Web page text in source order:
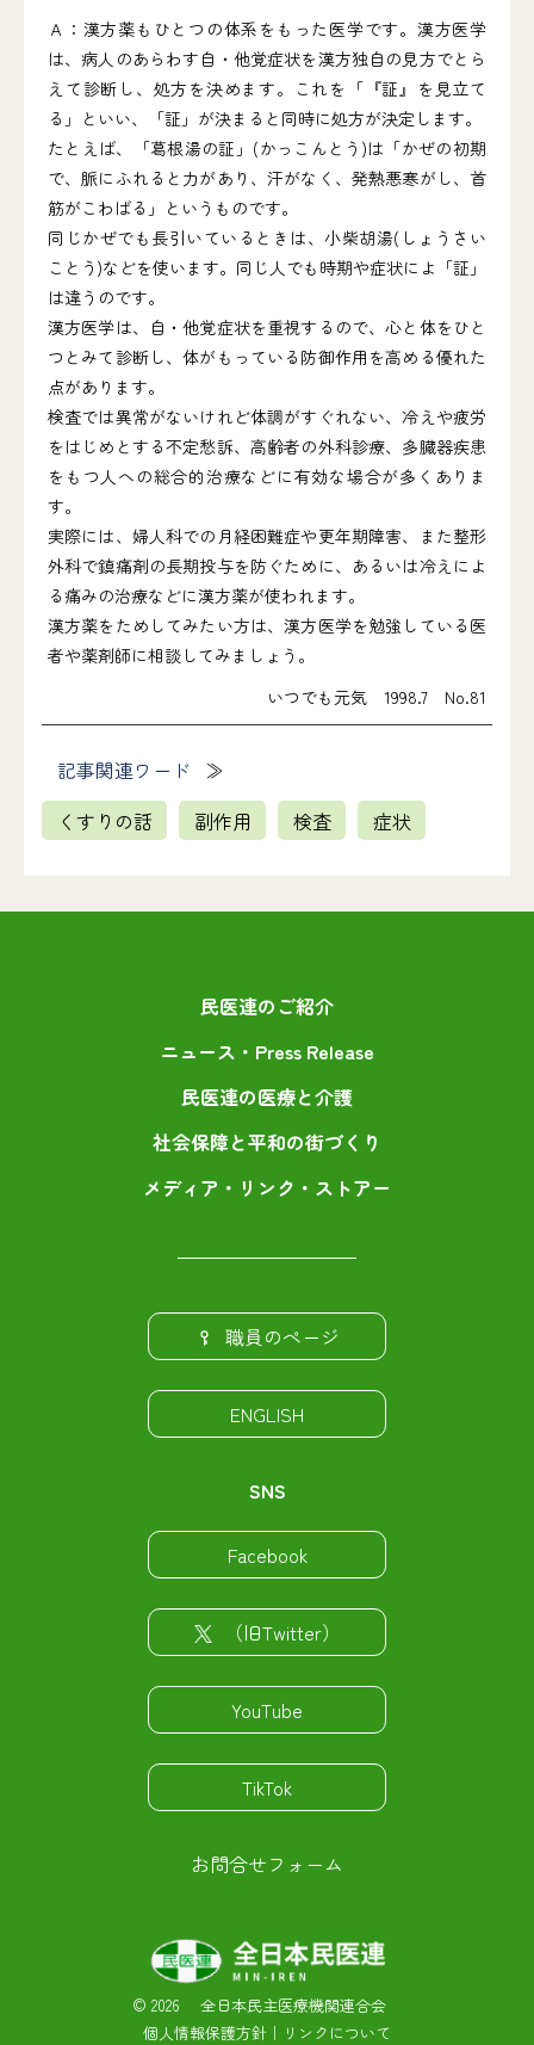
Ａ：漢方薬もひとつの体系をもった医学です。漢方医学
は、病人のあらわす自・他覚症状を漢方独自の見方でとら
えて診断し、処方を決めます。これを「『証』を見立て
る」といい、「証」が決まると同時に処方が決定します。
たとえば、「葛根湯の証」(かっこんとう)は「かぜの初期
で、脈にふれると力があり、汗がなく、発熱悪寒がし、首
筋がこわばる」というものです。
同じかぜでも長引いているときは、小柴胡湯(しょうさい
ことう)などを使います。同じ人でも時期や症状によ「証」
は違うのです。
漢方医学は、自・他覚症状を重視するので、心と体をひと
つとみて診断し、体がもっている防御作用を高める優れた
点があります。
検査では異常がないけれど体調がすぐれない、冷えや疲労
をはじめとする不定愁訴、高齢者の外科診療、多臓器疾患
をもつ人への総合的治療などに有効な場合が多くありま
す。
実際には、婦人科での月経困難症や更年期障害、また整形
外科で鎮痛剤の長期投与を防ぐために、あるいは冷えによ
る痛みの治療などに漢方薬が使われます。
漢方薬をためしてみたい方は、漢方医学を勉強している医
者や薬剤師に相談してみましょう。
いつでも元気 1998.7 No.81
記事関連ワード
くすりの話
副作用 検査 症状
民医連のご紹介
ニュース・Press Release
民医連の医療と介護
社会保障と平和の街づくり
メディア・リンク・ストアー
職員のページ
ENGLISH
SNS
Facebook
（旧Twitter）
YouTube
TikTok
お問合せフォーム
© 2026 全日本民主医療機関連合会
個人情報保護方針 ｜ リンクについて